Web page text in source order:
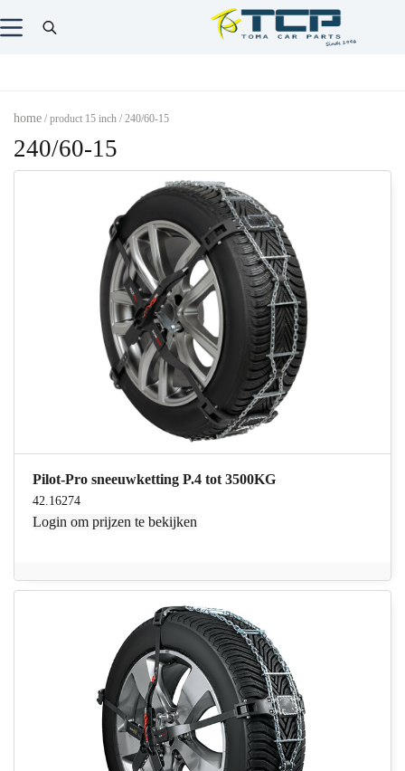
home / product 15 inch / 240/60-15
240/60-15
Pilot-Pro sneeuwketting P.4 tot 3500KG
42.16274
Login om prijzen te bekijken